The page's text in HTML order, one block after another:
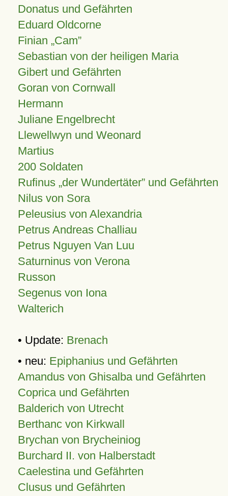
Donatus und Gefährten
Eduard Oldcorne
Finian Cam
Sebastian von der heiligen Maria
Gibert und Gefährten
Goran von Cornwall
Hermann
Juliane Engelbrecht
Llewellwyn und Weonard
Martius
200 Soldaten
Rufinus „der Wundertäter” und Gefährten
Nilus von Sora
Peleusius von Alexandria
Petrus Andreas Challiau
Petrus Nguyen Van Luu
Saturninus von Verona
Russon
Segenus von Iona
Walterich
• Update: Brenach
• neu: Epiphanius und Gefährten
Amandus von Ghisalba und Gefährten
Coprica und Gefährten
Balderich von Utrecht
Berthanc von Kirkwall
Brychan von Brycheiniog
Burchard II. von Halberstadt
Caelestina und Gefährten
Clusus und Gefährten